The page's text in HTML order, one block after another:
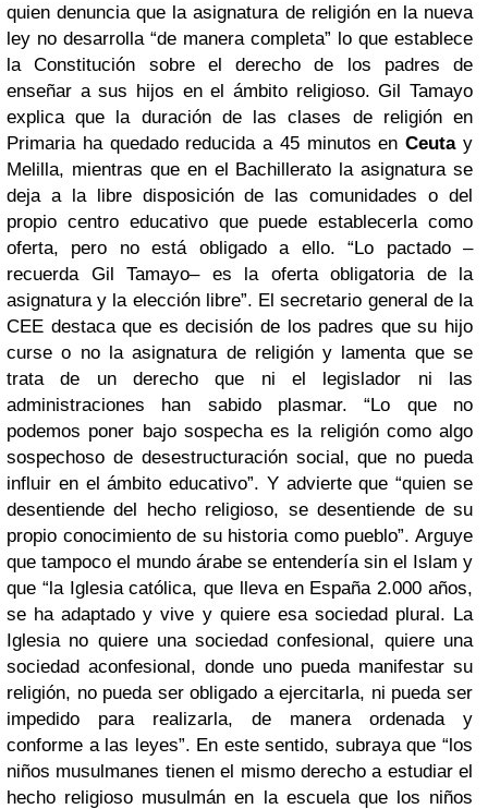
quien denuncia que la asignatura de religión en la nueva
ley no desarrolla “de manera completa” lo que establece
la Constitución sobre el derecho de los padres de
enseñar a sus hijos en el ámbito religioso. Gil Tamayo
explica que la duración de las clases de religión en
Primaria ha quedado reducida a 45 minutos enCeutay
Melilla, mientras que en el Bachillerato la asignatura se
deja a la libre disposición de las comunidades o del
propio centro educativo que puede establecerla como
oferta, pero no está obligado a ello. “Lo pactado –
recuerda Gil Tamayo– es la oferta obligatoria de la
asignatura y la elección libre”. El secretario general de la
CEE destaca que es decisión de los padres que su hijo
curse o no la asignatura de religión y lamenta que se
trata de un derecho que ni el legislador ni las
administraciones han sabido plasmar. “Lo que no
podemos poner bajo sospecha es la religión como algo
sospechoso de desestructuración social, que no pueda
influir en el ámbito educativo”. Y advierte que “quien se
desentiende del hecho religioso, se desentiende de su
propio conocimiento de su historia como pueblo”. Arguye
que tampoco el mundo árabe se entendería sin el Islam y
que “la Iglesia católica, que lleva en España 2.000 años,
se ha adaptado y vive y quiere esa sociedad plural. La
Iglesia no quiere una sociedad confesional, quiere una
sociedad aconfesional, donde uno pueda manifestar su
religión, no pueda ser obligado a ejercitarla, ni pueda ser
impedido para realizarla, de manera ordenada y
conforme a las leyes”. En este sentido, subraya que “los
niños musulmanes tienen el mismo derecho a estudiar el
hecho religioso musulmán en la escuela que los niños